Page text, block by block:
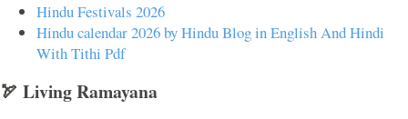
Hindu Festivals 2026
Hindu calendar 2026 by Hindu Blog in English And Hindi
With Tithi Pdf
🏹 Living Ramayana